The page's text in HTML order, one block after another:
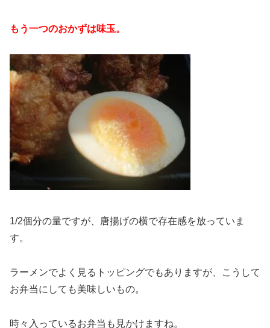
もう一つのおかずは味玉。
1/2個分の量ですが、唐揚げの横で存在感を放っていま
す。
ラーメンでよく見るトッピングでもありますが、こうして
お弁当にしても美味しいもの。
時々入っているお弁当も見かけますね。